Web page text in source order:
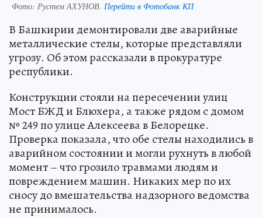
Фото: Рустем АХУНОВ. Перейти в Фотобанк КП
В Башкирии демонтировали две аварийные
металлические стелы, которые представляли
угрозу. Об этом рассказали в прокуратуре
республики.
Конструкции стояли на пересечении улиц
Мост БЖД и Блюхера, а также рядом с домом
№ 249 по улице Алексеева в Белорецке.
Проверка показала, что обе стелы находились в
аварийном состоянии и могли рухнуть в любой
момент – что грозило травмами людям и
повреждением машин. Никаких мер по их
сносу до вмешательства надзорного ведомства
не принималось.